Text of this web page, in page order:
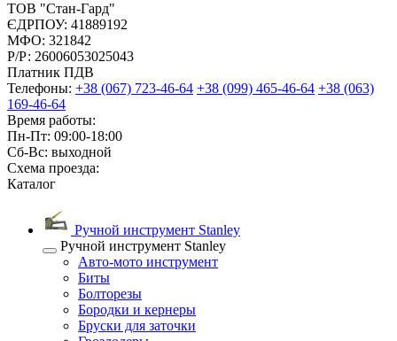
ТОВ "Стан-Гард"
ЄДРПОУ: 41889192
МФО: 321842
Р/Р: 26006053025043
Платник ПДВ
Телефоны: +38 (067) 723-46-64 +38 (099) 465-46-64 +38 (063)
169-46-64
Время работы:
Пн-Пт: 09:00-18:00
Сб-Вс: выходной
Схема проезда:
Каталог
Ручной инструмент Stanley
Ручной инструмент Stanley
Авто-мото инструмент
Биты
Болторезы
Бородки и кернеры
Бруски для заточки